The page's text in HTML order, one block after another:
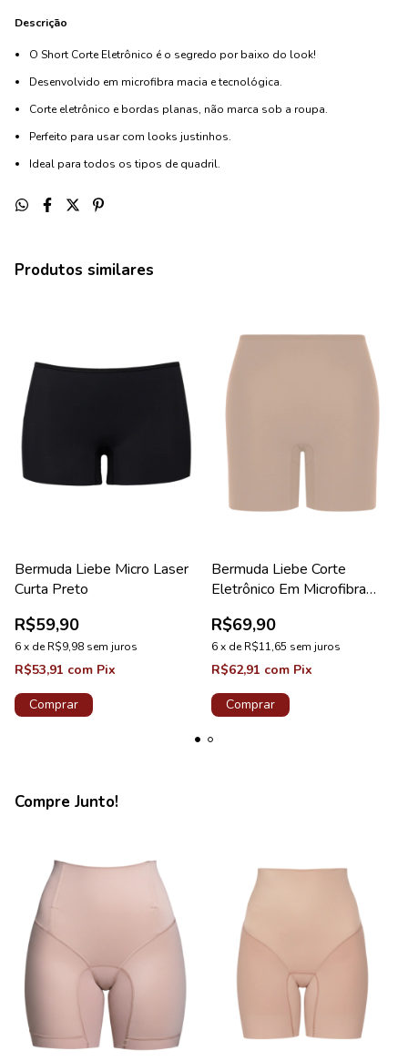
Descrição
O Short Corte Eletrônico é o segredo por baixo do look!
Desenvolvido em microfibra macia e tecnológica.
Corte eletrônico e bordas planas, não marca sob a roupa.
Perfeito para usar com looks justinhos.
Ideal para todos os tipos de quadril.
Produtos similares
Bermuda Liebe Micro Laser
Curta Preto
R$59,90
6x deR$9,98 sem juros
R$53,91 com Pix
Comprar
Bermuda Liebe Corte
Eletrônico Em Microfibra
R$69,90
6x deR$11,65 sem juros
R$62,91 com Pix
Comprar
Compre Junto!